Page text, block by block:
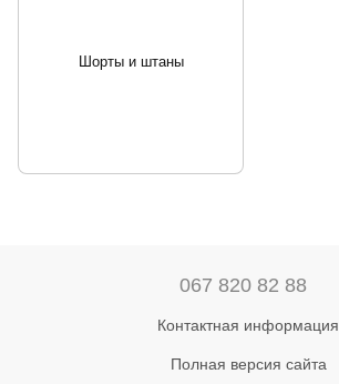
Шорты и штаны
067 820 82 88
Контактная информация
Полная версия сайта